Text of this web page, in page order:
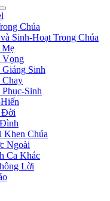
Chúa
Sinh-Hoạt Trong Chúa
Mẹ
Vọng
Sinh
Chay
Sinh
Đời
Khen Chúa
Ngoài
Ca Khác
Lời